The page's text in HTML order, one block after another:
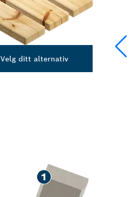
Velg ditt alternativ